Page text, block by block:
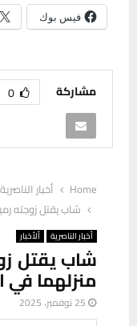
فيس بوك
مشاركة 0
Home
أخبار الناصرية
شاب يقتل زوجته
أخبار الناصرية ألأخبار
شاب يقتل
منزلهما في
25 نوفمبر، 2025